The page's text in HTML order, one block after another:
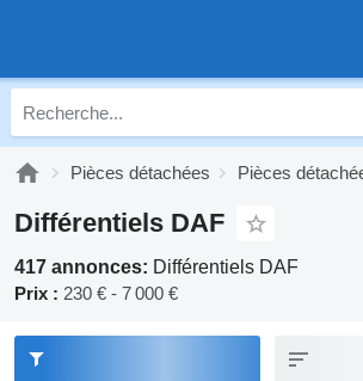
Pièces détachées Pièces
Différentiels DAF
417 annonces: Différentiels DAF
Prix : 230 € - 7 000 €